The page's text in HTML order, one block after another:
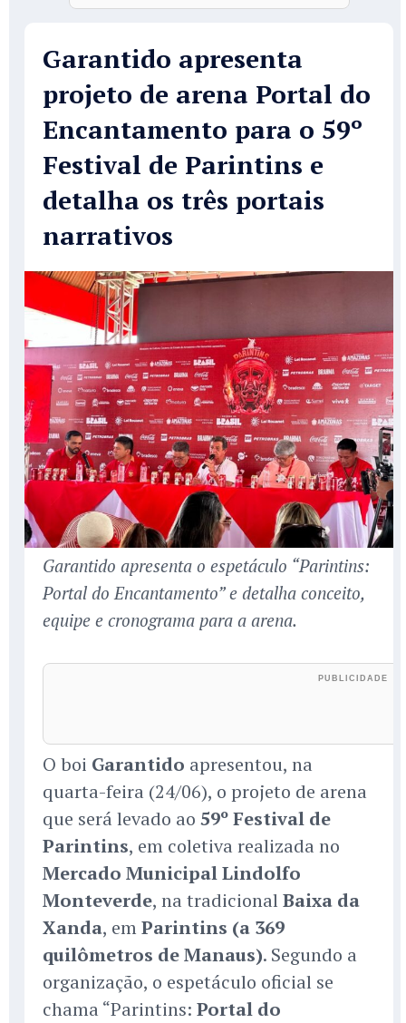
Garantido apresenta
projeto de arena Portal do
Encantamento para o 59º
Festival de Parintins e
detalha os três portais
narrativos
Garantido apresenta o espetáculo “Parintins:
Portal do Encantamento” e detalha conceito,
equipe e cronograma para a arena.
O boi Garantido apresentou, na
quarta-feira (24/06), o projeto de arena
que será levado ao 59º Festival de
Parintins, em coletiva realizada no
Mercado Municipal Lindolfo
Monteverde, na tradicional Baixa da
Xanda, emParintins (a 369
quilômetros de Manaus). Segundo a
organização, o espetáculo oficial se
chama “Parintins: Portal do